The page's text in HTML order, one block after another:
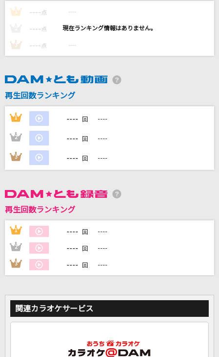
世界が終るまでは…
ファミリア
THE GENESIS
[Eden]乱凪砂(CV.諏訪部順一)、巴日和(CV.花江夏樹)、七種茨(CV.逢坂良
カラオケ最新情報をチェック！
1 ---- 点 ----
---- 点 ----
3 ---- 点 ----
再生回数ランキング
1 ---- 回 ----
2 ---- 回 ----
3 ---- 回 ----
再生回数ランキング
1 ---- 回 ----
2 ---- 回 ----
3 ---- 回 ----
関連カラオケサービス